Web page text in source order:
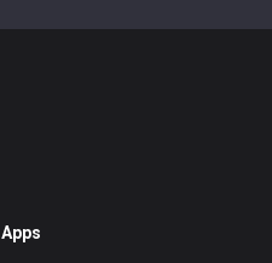
Apps